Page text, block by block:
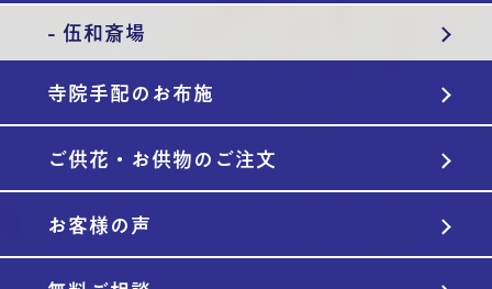
- 伍和斎場
寺院手配のお布施
ご供花・お供物のご注文
お客様の声